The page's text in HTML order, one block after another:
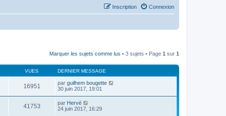
Connexion
Inscription
Marquer les sujets comme lus • 3 sujets • Page 1 sur 1
VUES DERNIER MESSAGE
16951 par guilhem bougette
30 juin 2017, 19:01
41753 par Hervé
24 juin 2017, 16:29